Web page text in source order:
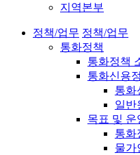
지역본부
정책/업무 정책/업무
통화정책
통화정책
통화신용
통화
일반
목표 및 운
통화
물가